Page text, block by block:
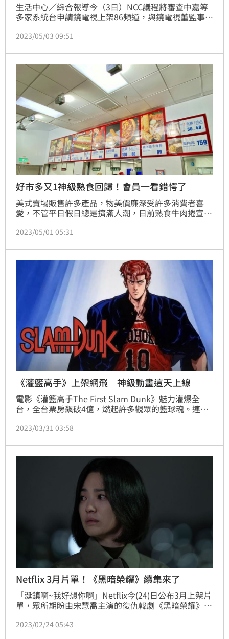
生活中心／綜合報導今（3日）NCC議程將審查中嘉等
多家系統台申請鏡電視上架86頻道，與鏡電視董監事與
次過關機率高。
2023/05/03 09:51
好市多又1神級熟食回歸！會員一看錯愕了
美式賣場販售許多產品，物美價廉深受許多消費者喜
愛，不管平日假日總是擠滿人潮，日前熟食牛肉捲宣布
級產品回歸，但會員看完後卻大嘆「可惜」。
2023/05/01 05:31
《灌籃高手》上架網飛 神級動畫這天上線
電影《灌籃高手The First Slam Dunk》魅力灌爆全
台，全台票房飆破4億，燃起許多觀眾的籃球魂。連帶
集的動畫在Netflix上線。記者黃閔／台北報導
2023/03/31 03:58
Netflix 3月片單！《黑暗榮耀》續集來了
「涎鎮啊~我好想你啊」Netflix今(24)日公布3月上架片
單，眾所期盼由宋慧喬主演的復仇韓劇《黑暗榮耀》第
店4》、因出現「25公分大鵰」引發話題的《性/生活》
2023/02/24 05:43